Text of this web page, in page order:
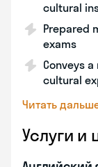
cultural
Prepared
exams
Conveys
cultural
Читать
Услуги и